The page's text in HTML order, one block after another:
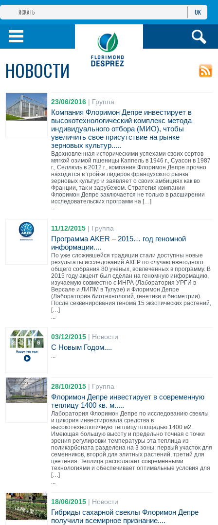
ГРУППА КОМПАНИЙ ФЛОРИМОН
ДЕПРЕ
ФЛОРИМОН ДЕПРЕ ЕВРАЗИЯ
ИНФОРМАЦИЯ ИУСЛУГИ
OK
НОВОСТИ
23/06/2016| Группа
Компания Флоримон Депре инвестирует в
высокотехнологический комплекс метода
индивидуального отбора (МИО), чтобы
увеличить свое присутствие на рынке
зерновых культур.....
Вдохновленная историческими успехами своих сортов
мягкой озимой пшеницы Каппель в 1946 г., Суасон в 1987
г., Селлюль в 2012 г., компания Флоримон Депре прочно
находится в тройке лидеров французского рынка
зерновых культур и заявляет о своих амбициях как во
Франции, так и зарубежом. Стратегия компании
Флоримон Депре заключается не только в расширении
исследовательских программ на […]
...
11/12/2015| Группа
Программа AKER – 2015… год геномной
информации....
По уже сложившейся традиции стали доступны новые
результаты исследований АКЕР по случаю ежегодного
общего собрания 80 ученых, вовлеченных в программу. В
2015 году акцент был сделан на геномную информацию,
изучаемую совместно с ИНРА (Лаборатория УРГИ в
Версале и ЛИПМ в Тулузе) и Флоримон Депре
(Лаборатория биотехнологий, генетики и биометрии).
После секвенирования генома 15 экзотических растений,
[…]
...
03/12/2015| Новости
С Новым Годом....
...
28/10/2015| Группа
Флоримон Депре инвестирует в современную
теплицу 1400 кв. м.....
Лаборатория Флоримон Депре по исследованию свеклы
и цикория инвестировала средства в
высокотехнологичную теплицу площадью 1400 м2.
Имеющая большую высоту и предельно точная с точки
зрения регулировки температуры эта теплица из
поликарбоната разделена на 3 зоны: первый участок для
семенников, второй для элитных растений, третий для
цветения. Теплица располагает современными
технологиями и обеспечивает оптимальные условия для
[…]
...
18/06/2015| Новости
Гибриды сахарной свеклы Флоримон Депре
получили всемирное признание....